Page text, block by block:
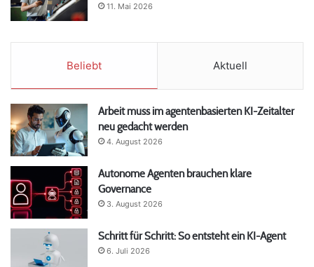
11. Mai 2026
Beliebt Aktuell
Arbeit muss im agentenbasierten KI-Zeitalter
neu gedacht werden
4. August 2026
Autonome Agenten brauchen klare
Governance
3. August 2026
Schritt für Schritt: So entsteht ein KI-Agent
6. Juli 2026